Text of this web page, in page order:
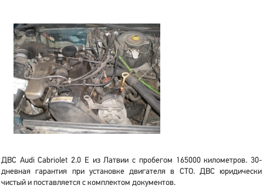
ДВС Audi Cabriolet 2.0 E из Латвии с пробегом 165000 километров. 30-
дневная гарантия при установке двигателя в СТО. ДВС юридически
чистый и поставляется с комплектом документов.